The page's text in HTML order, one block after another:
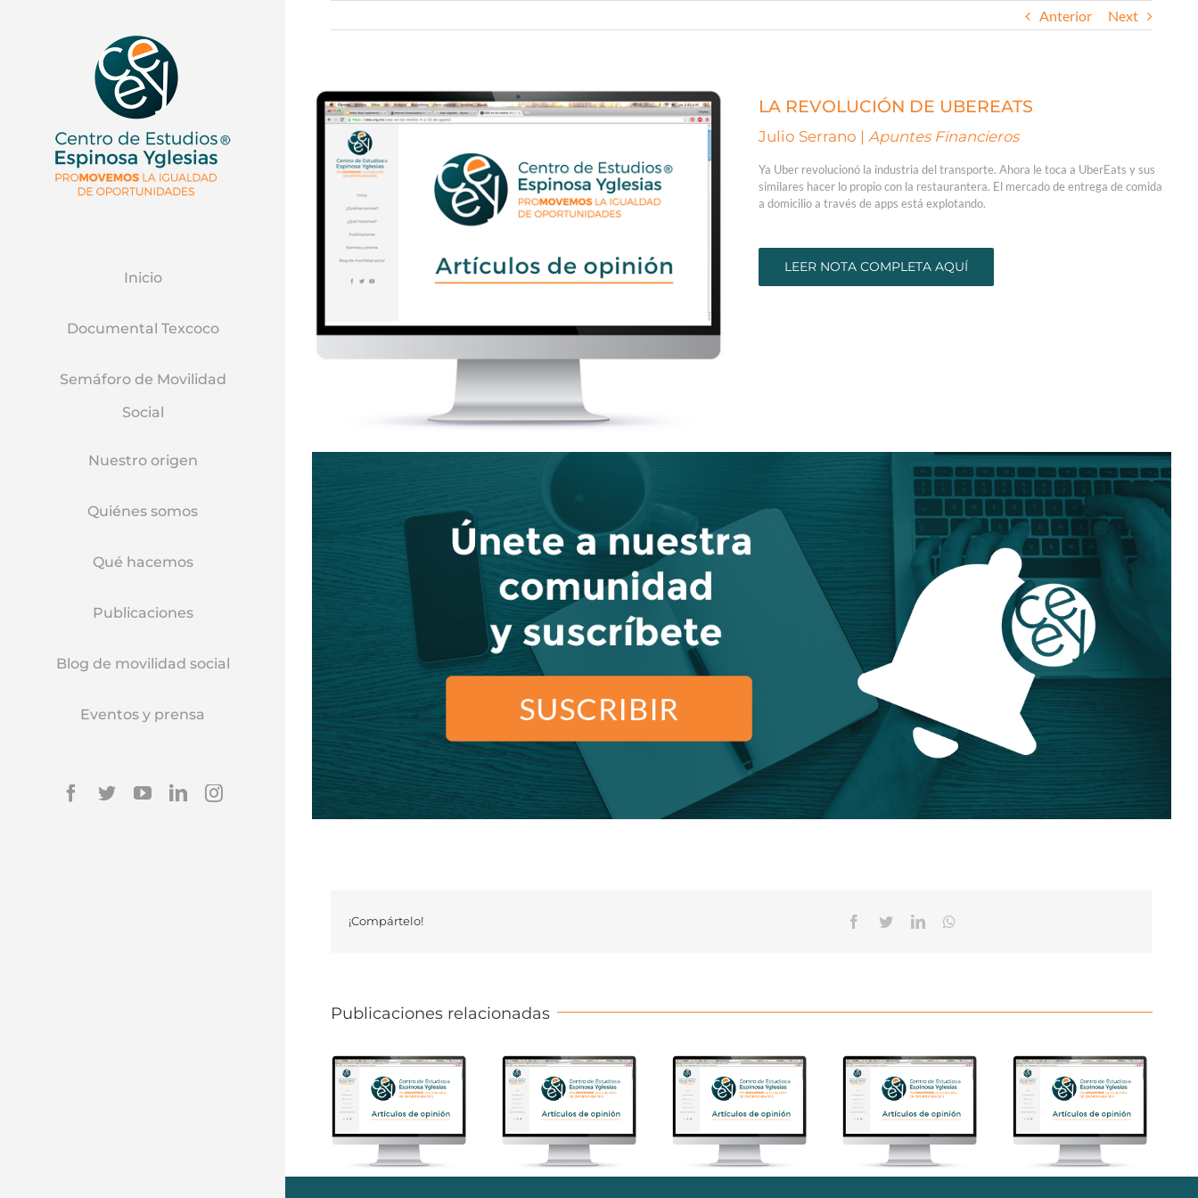
Inicio
Documental Texcoco
Semáforo de Movilidad
Social
Nuestro origen
Quiénes somos
Qué hacemos
Publicaciones
Blog de movilidad social
Eventos y prensa
Facebook
TwitterYouTubeLinkedinInstagram
Anterior Next
LA REVOLUCIÓN DE UBEREATS
Julio Serrano | Apuntes Financieros
Ya Uber revolucionó la industria del transporte. Ahora le toca a UberEats y sus
similares hacer lo propio con la restaurantera. El mercado de entrega de comida
a domicilio a través de apps está explotando.
LEER NOTA COMPLETA AQUÍ
¡Compártelo! Facebook
TwitterLinkedin
Publicaciones relacionadas